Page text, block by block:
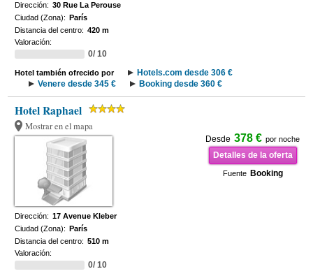
Dirección: 30 Rue La Perouse
Ciudad (Zona): París
Distancia del centro: 420 m
Valoración:
0/ 10
Hotel también ofrecido por
Hotels.com desde 306 €
Venere desde 345 €
Booking desde 360 €
Hotel Raphael
Mostrar en el mapa
Desde 378 € por noche
Detalles de la oferta
Fuente Booking
Dirección: 17 Avenue Kleber
Ciudad (Zona): París
Distancia del centro: 510 m
Valoración:
0/ 10